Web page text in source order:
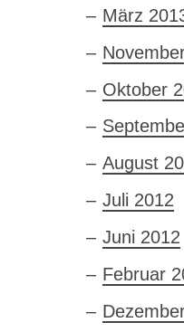
März
Oktober
August
Juli 2012
Juni 2012
Februar